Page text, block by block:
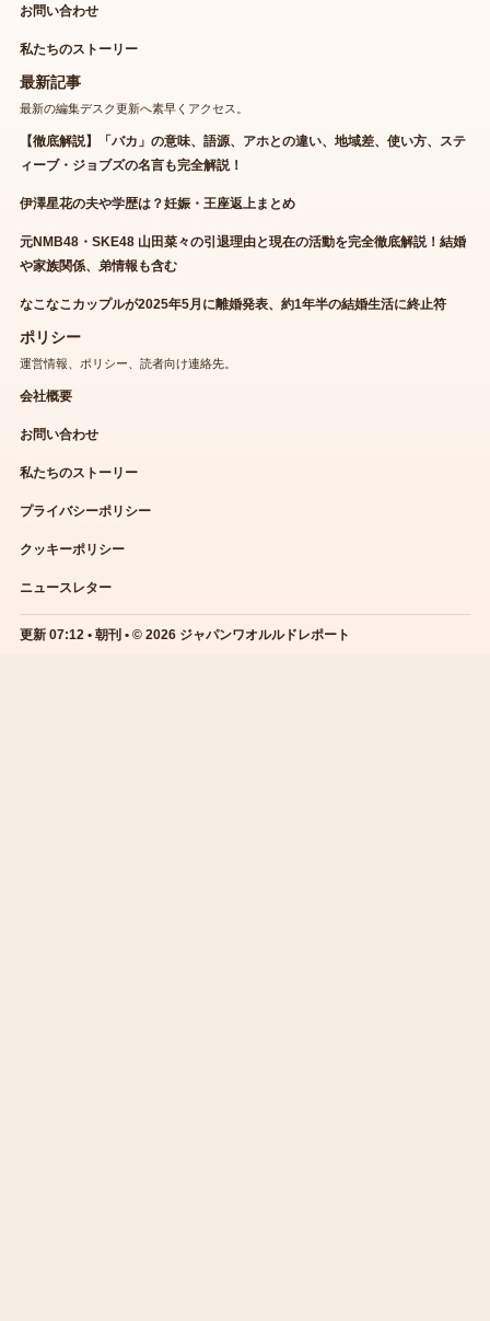
お問い合わせ
私たちのストーリー
最新記事
最新の編集デスク更新へ素早くアクセス。
【徹底解説】「バカ」の意味、語源、アホとの違い、地域差、使い方、ステ
ィーブ・ジョブズの名言も完全解説！
伊澤星花の夫や学歴は？妊娠・王座返上まとめ
元NMB48・SKE48 山田菜々の引退理由と現在の活動を完全徹底解説！結婚
や家族関係、弟情報も含む
なこなこカップルが2025年5月に離婚発表、約1年半の結婚生活に終止符
ポリシー
運営情報、ポリシー、読者向け連絡先。
会社概要
お問い合わせ
私たちのストーリー
プライバシーポリシー
クッキーポリシー
ニュースレター
更新 07:12 • 朝刊 • © 2026 ジャパンワオルルドレポート